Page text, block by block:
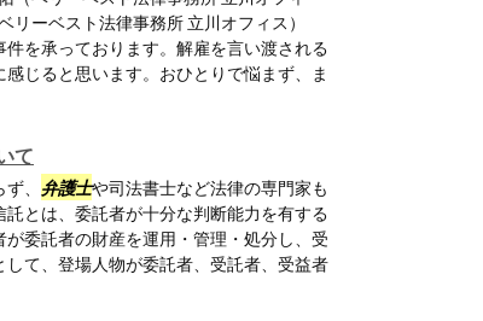
リーベスト法律事務所 立川オフィス）
を承っております。解雇を言い渡される
じると思います。おひとりで悩まず、ま
て
、 弁護士や司法書士など法律の専門家も
とは、委託者が十分な判断能力を有する
委託者の財産を運用・管理・処分し、受
て、登場人物が委託者、受託者、受益者